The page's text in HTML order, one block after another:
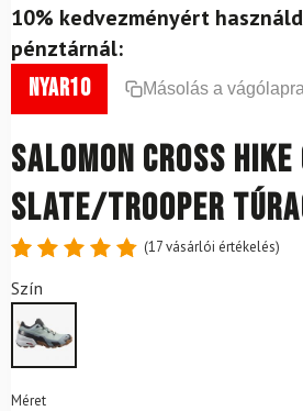
10% kedvezményért
pénztárnál:
nyar10 Másolás a vágólapra
SALOMON Cross Hike
Slate/Trooper
4.88
5-ből,
értékelés
alapján
(17vásárlói értékelés)
Szín
Méret